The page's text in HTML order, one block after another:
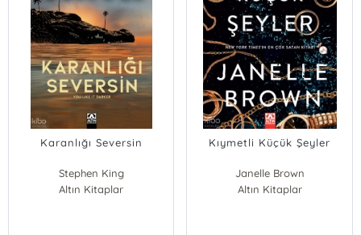
Karanlığı Seversin
Stephen King
Altın Kitaplar
Kıymetli Küçük Şeyler
Janelle Brown
Altın Kitaplar